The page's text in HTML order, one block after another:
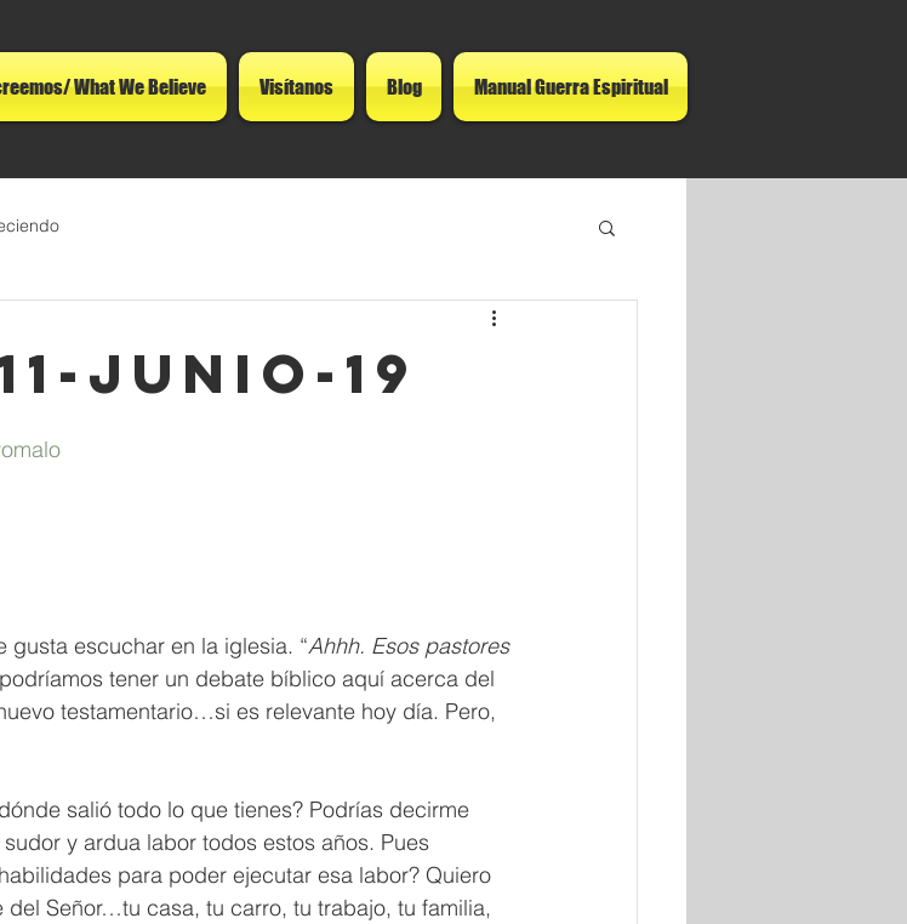
What We Believe Visítanos Blog Manual Guerra Espiritual
11-junio-19
gusta escuchar en la iglesia. “Ahhh. Esos pastores
tener un debate bíblico aquí acerca del
testamentario…si es relevante hoy día. Pero,
salió todo lo que tienes? Podrías decirme
y ardua labor todos estos años. Pues
para poder ejecutar esa labor? Quiero
Señor…tu casa, tu carro, tu trabajo, tu familia,